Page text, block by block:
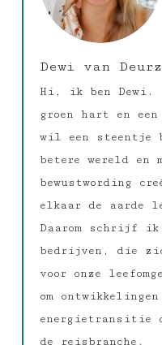
Dewi van
Hi, ik ben Dewi.
groen hart en
wil een steentje
betere wereld en
bewustwording
elkaar de aarde
Daarom schrijf ik
bedrijven, die
voor onze
om
energietransitie
de reisbranche.